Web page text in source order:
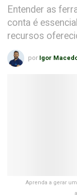
Entender as
conta é
recursos
por Igor
Aprenda a gerar